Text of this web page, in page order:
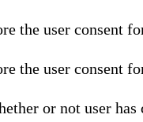
the user consent
the user consent
or not user has